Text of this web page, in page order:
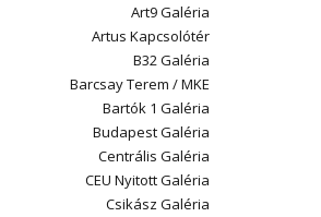
Art9 Galéria
Artus Kapcsolótér
B32 Galéria
Barcsay Terem / MKE
Bartók 1 Galéria
Budapest Galéria
Centrális Galéria
CEU Nyitott Galéria
Csikász Galéria